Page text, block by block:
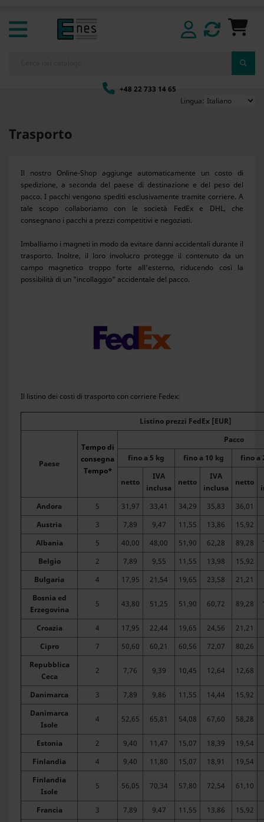
+48 22 733 14 65
Lingua:
Trasporto
Il nostro Online-Shop aggiunge automaticamente un costo di
spedizione, a seconda del paese di destinazione e del peso del
pacco. I pacchi vengono spediti esclusivamente tramite corriere. A
tale scopo collaboriamo con le società FedEx e DHL, che
consegnano i pacchi a prezzi competitivi e negoziati.
Imballiamo i magneti in modo da evitare danni accidentali durante il
trasporto. Inoltre, il loro involucro protegge il contenuto da un
campo magnetico troppo forte all'esterno, riducendo così la
possibilità di un "incollaggio" accidentale del pacco.
Il listino dei costi di trasporto con corriere Fedex:
Listino prezzi FedEx [EUR]
Paese
Tempo di
consegna
Tempo*
Pacco
fino a 5 kg
fino a 10 kg fino a
netto
IVA
inclusa
netto
IVA
inclusa
netto
Andora
5 31,97 33,41 34,29 35,83
36,01
Austria
3 7,89 9,47 11,55 13,86
15,92
Albania
5 40,00 48,00 51,90 62,28 89,28
Belgio
2 7,89 9,55 11,55 13,98
15,92
Bulgaria
4 17,95 21,54 19,65 23,58
21,21
Bosnia ed
Erzegovina
5 43,80 51,25 51,90 60,72 89,28
Croazia 4 17,95 22,44 19,65 24,56
21,21
Cipro
7 50,60 60,21 60,56 72,07
80,26
Repubblica
Ceca
2 7,76 9,39 10,45 12,64 12,68
Danimarca 3 7,89 9,86 11,55 14,44
15,92
Danimarca
Isole
4 52,65 65,81 54,08 67,60 58,28
Estonia 2 9,40 11,47 15,07 18,39
19,54
Finlandia
4 9,40 11,80 15,07 18,91
19,54
Finlandia
Isole
5 56,05 70,34 57,80 72,54 61,10
Francia 3 7,89 9,47 11,55 13,86
15,92